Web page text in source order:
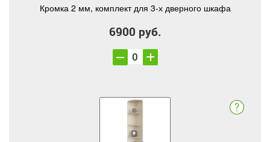
Кромка 2 мм, комплект для 3-х дверного шкафа
6900 руб.